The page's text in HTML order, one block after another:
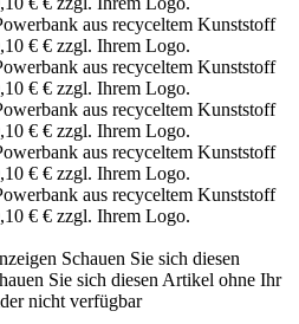
Schauen Sie sich diesen
Sie sich diesen Artikel ohne Ihr
nicht verfügbar